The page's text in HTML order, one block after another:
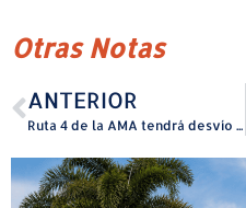
Otras Notas
ANTERIOR
Ruta 4 de la AMA tendrá desvío temporal en Cataño por trabajos de construcción